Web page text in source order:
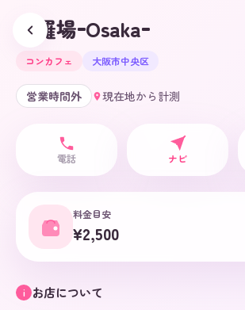
修羅場ｰOsakaｰ
コンカフェ 大阪市中央区
営業時間外 現在地から計測
電話 ナビ
料金目安
¥2,500
i お店について